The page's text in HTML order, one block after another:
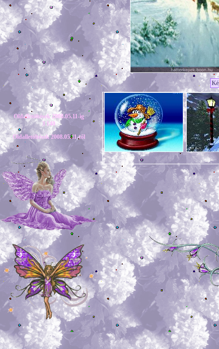
Oldalletöltések 2008.05.11-ig
3 140
Oldalletöltések 2008.05.11-től